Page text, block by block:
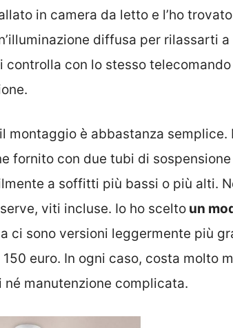
in camera da letto e l’ho
diffusa per rilassarti
con lo stesso
montaggio è abbastanza semplice.
fornito con due tubi di
a soffitti più bassi o più alti.
viti incluse. Io ho scelto un
ci sono versioni leggermente più
euro. In ogni caso, costa molto
né manutenzione complicata.